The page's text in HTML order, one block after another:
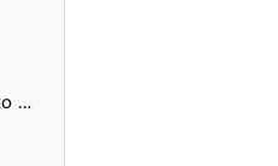
Moxon, 270 cm - Lovecké vodítko (přepínací)